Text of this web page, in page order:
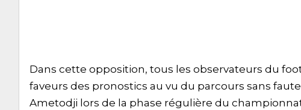
Dans cette opposition, tous les observateurs du
faveurs des pronostics au vu du parcours sans
Ametodji lors de la phase régulière du